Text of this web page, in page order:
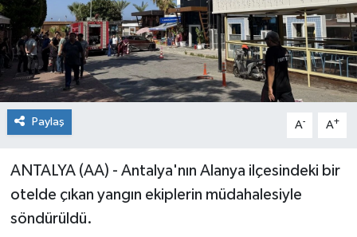
Paylaş A- A+
ANTALYA (AA) - Antalya'nın Alanya ilçesindeki bir
otelde çıkan yangın ekiplerin müdahalesiyle
söndürüldü.